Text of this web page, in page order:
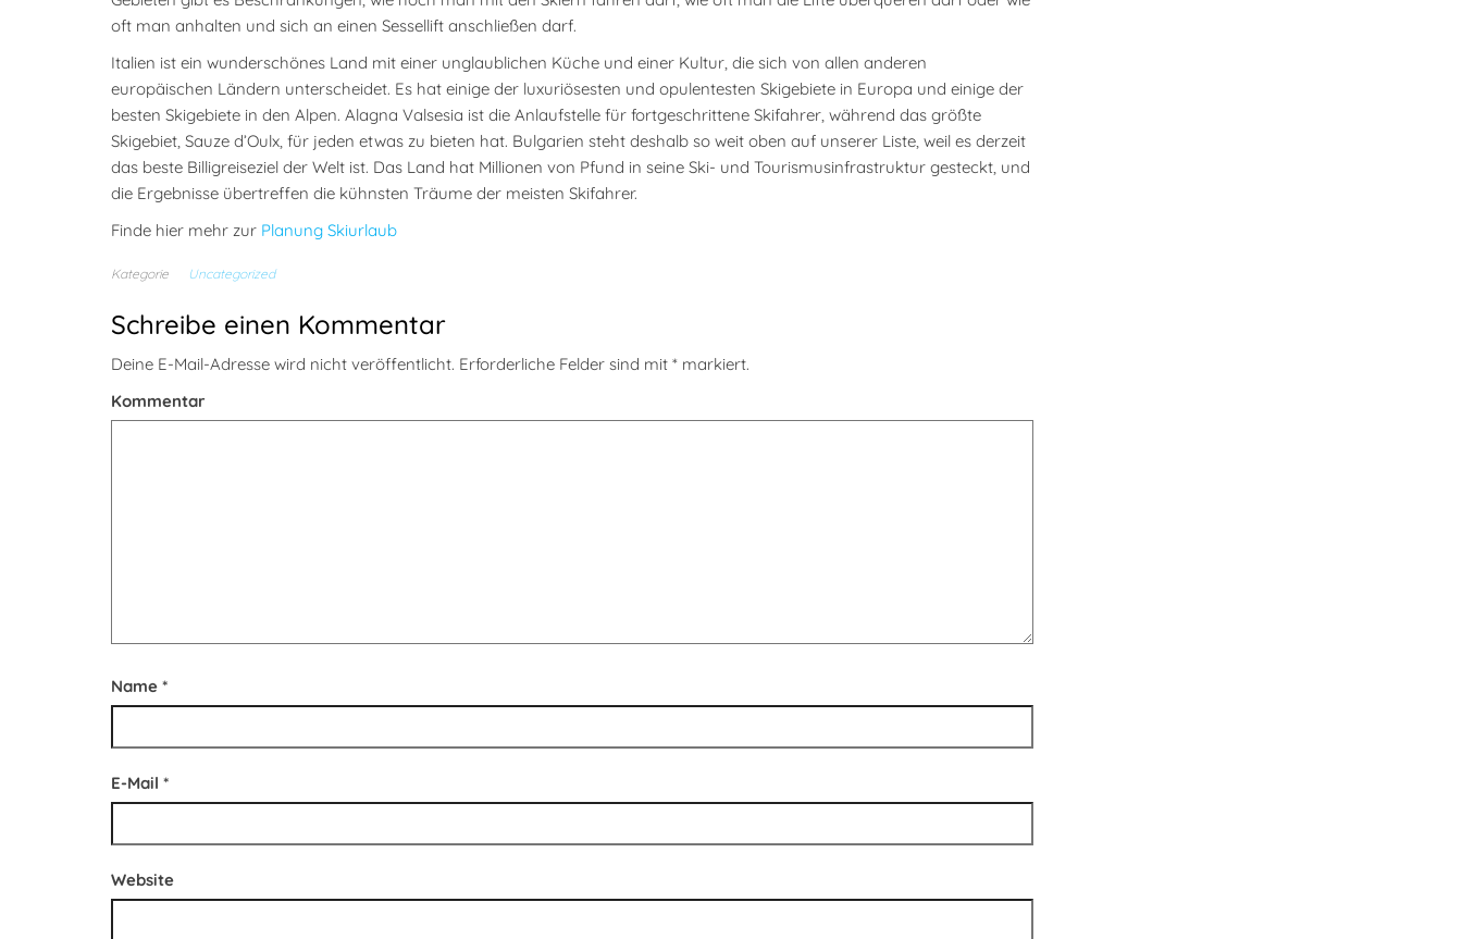
oft man anhalten und sich an einen Sessellift anschließen darf.
Italien ist ein wunderschönes Land mit einer unglaublichen Küche und einer Kultur, die sich von allen anderen
europäischen Ländern unterscheidet. Es hat einige der luxuriösesten und opulentesten Skigebiete in Europa und einige der
besten Skigebiete in den Alpen. Alagna Valsesia ist die Anlaufstelle für fortgeschrittene Skifahrer, während das größte
Skigebiet, Sauze d’Oulx, für jeden etwas zu bieten hat. Bulgarien steht deshalb so weit oben auf unserer Liste, weil es derzeit
das beste Billigreiseziel der Welt ist. Das Land hat Millionen von Pfund in seine Ski- und Tourismusinfrastruktur gesteckt, und
die Ergebnisse übertreffen die kühnsten Träume der meisten Skifahrer.
Finde hier mehr zur Planung Skiurlaub
Kategorie Uncategorized
Schreibe einen Kommentar
Deine E-Mail-Adresse wird nicht veröffentlicht. Erforderliche Felder sind mit * markiert.
Kommentar
Name *
E-Mail *
Website